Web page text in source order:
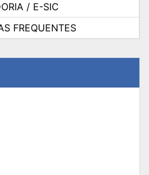
/ E-SIC
FREQUENTES